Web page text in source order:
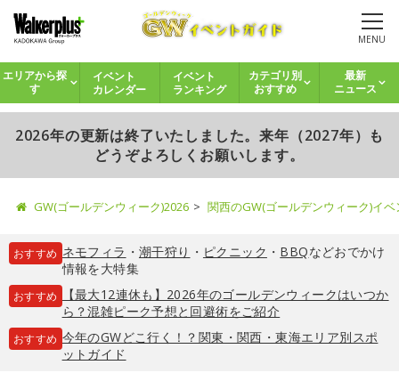
MENU
エリアから探
す
イベント
カレンダー
イベント
ランキング
カテゴリ別
おすすめ
最新
ニュース
2026年の更新は終了いたしました。来年（2027年）も
どうぞよろしくお願いします。
GW(ゴールデンウィーク)2026 関西のGW(ゴールデンウィーク)イ
おすすめ ネモフィラ ・ 潮干狩り ・ ピクニック ・ BBQなどおでかけ
情報を大特集
おすすめ
【最大12連休も】2026年のゴールデンウィークはいつか
ら？混雑ピーク予想と回避術をご紹介
おすすめ 今年のGWどこ行く！？関東・関西・東海エリア別スポ
ットガイド